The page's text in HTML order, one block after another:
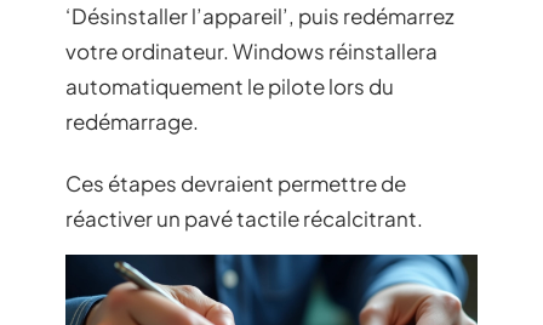
‘Désinstaller l’appareil’, puis redémarrez
votre ordinateur. Windows réinstallera
automatiquement le pilote lors du
redémarrage.
Ces étapes devraient permettre de
réactiver un pavé tactile récalcitrant.